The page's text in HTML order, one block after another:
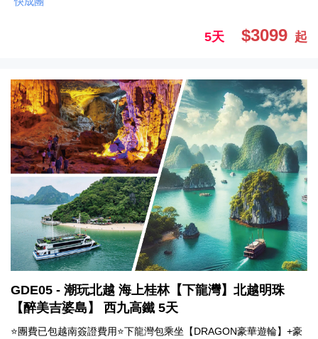
5天 $3099 起
GDE05 - 潮玩北越 海上桂林【下龍灣】北越明珠
【醉美吉婆島】 西九高鐵 5天
⭐團費已包越南簽證費用⭐下龍灣包乘坐【DRAGON豪華遊輪】+豪